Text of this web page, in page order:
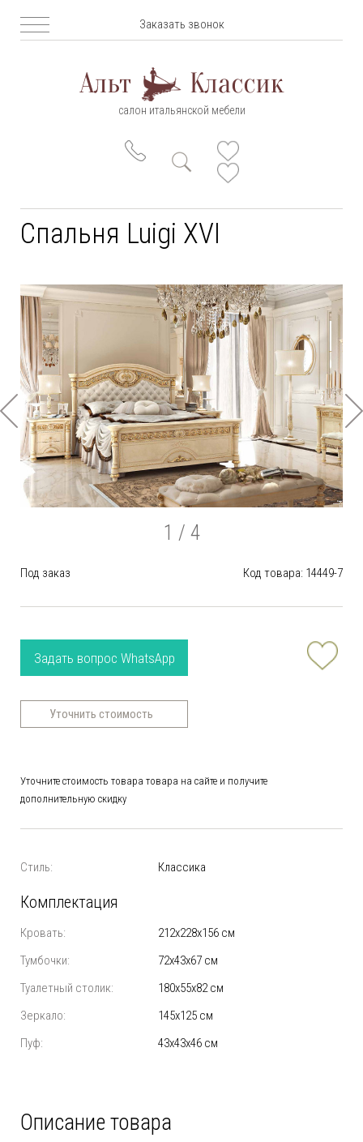
Заказать звонок
салон итальянской мебели
1 / 4
Спальня Luigi XVI
Под заказ Код товара: 14449-7
Задать вопрос WhatsApp
Уточнить стоимость
Уточните стоимость товара товара на сайте и получите
дополнительную скидку
Стиль: Классика
Комплектация
Кровать:
212х228х156 см
Тумбочки:
72х43х67 см
Туалетный столик:
180х55х82 см
Зеркало:
145х125 см
Пуф:
43х43х46 см
Описание товара